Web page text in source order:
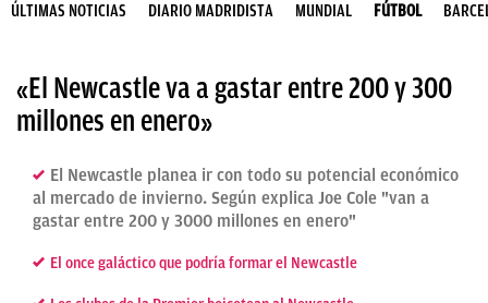
ÚLTIMAS NOTICIAS DIARIO MADRIDISTA MUNDIAL FÚTBOL
«El Newcastle va a gastar entre 200 y 300
millones en enero»
El Newcastle planea ir con todo su potencial económico
al mercado de invierno. Según explica Joe Cole "van a
gastar entre 200 y 3000 millones en enero"
El once galáctico que podría formar el Newcastle